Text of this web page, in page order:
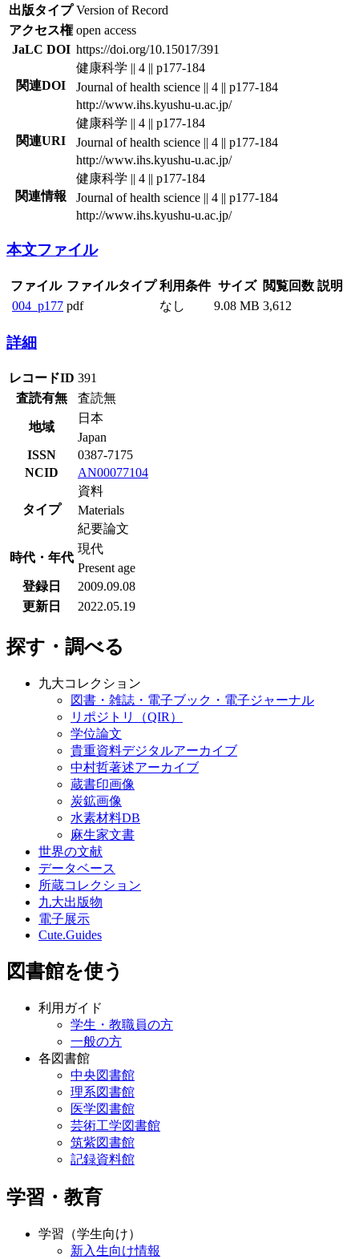
出版タイプ Version of Record
アクセス権 open access
JaLC DOI https://doi.org/10.15017/391
関連DOI
健康科学 || 4 || p177-184
Journal of health science || 4 || p177-184
http://www.ihs.kyushu-u.ac.jp/
関連URI
健康科学 || 4 || p177-184
Journal of health science || 4 || p177-184
http://www.ihs.kyushu-u.ac.jp/
関連情報
健康科学 || 4 || p177-184
Journal of health science || 4 || p177-184
http://www.ihs.kyushu-u.ac.jp/
本文ファイル
ファイル ファイルタイプ 利用条件 サイズ 閲覧回数 説明
004_p177 pdf なし 9.08 MB 3,612
詳細
レコードID 391
査読有無
査読無
地域
日本
Japan
ISSN
0387-7175
NCID
AN00077104
タイプ
資料
Materials
紀要論文
時代・年代
現代
Present age
登録日
2009.09.08
更新日
2022.05.19
探す・調べる
九大コレクション
図書・雑誌・電子ブック・電子ジャーナル
リポジトリ（QIR）
学位論文
貴重資料デジタルアーカイブ
中村哲著述アーカイブ
蔵書印画像
炭鉱画像
水素材料DB
麻生家文書
世界の文献
データベース
所蔵コレクション
九大出版物
電子展示
Cute.Guides
図書館を使う
利用ガイド
学生・教職員の方
一般の方
各図書館
中央図書館
理系図書館
医学図書館
芸術工学図書館
筑紫図書館
記録資料館
学習・教育
学習（学生向け）
新入生向け情報